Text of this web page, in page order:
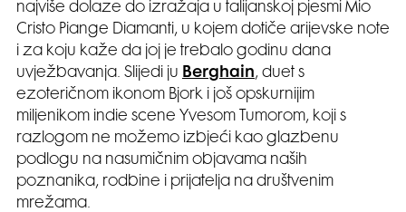
najviše dolaze do izražaja u talijanskoj pjesmi Mio
Cristo Piange Diamanti, u kojem dotiče arijevske note
i za koju kaže da joj je trebalo godinu dana
uvježbavanja. Slijedi ju Berghain, duet s
ezoteričnom ikonom Bjork i još opskurnijim
miljenikom indie scene Yvesom Tumorom, koji s
razlogom ne možemo izbjeći kao glazbenu
podlogu na nasumičnim objavama naših
poznanika, rodbine i prijatelja na društvenim
mrežama.